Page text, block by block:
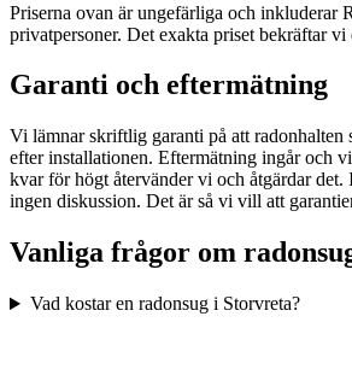
Priserna ovan är ungefärliga och inkluderar
privatpersoner. Det exakta priset bekräftar vi
Garanti och eftermätning
Vi lämnar skriftlig garanti på att radonhalten
efter installationen. Eftermätning ingår och
kvar för högt återvänder vi och åtgärdar det.
ingen diskussion. Det är så vi vill att
Vanliga frågor om
Vad kostar en radonsug i Storvreta?